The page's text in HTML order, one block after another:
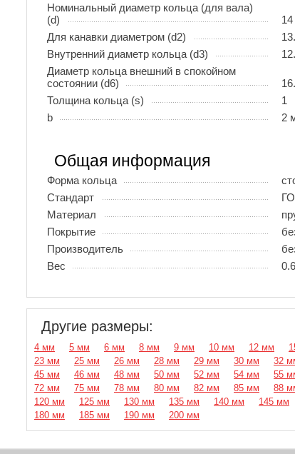
Номинальный диаметр кольца (для вала)
(d)
14
Для канавки диаметром (d2)
Внутренний диаметр кольца (d3)
Диаметр кольца внешний в спокойном
состоянии (d6)
Толщина кольца (s)
1
b
2
Общая информация
Форма кольца
Стандарт
Материал
Покрытие
Производитель
Вес
Другие размеры:
4 мм 5 мм 6 мм 8 мм 9 мм 10 мм 12 мм
23 мм
25 мм 26 мм 28 мм 29 мм 30 мм 32
45 мм
46 мм 48 мм 50 мм 52 мм 54 мм 55
72 мм
75 мм 78 мм 80 мм 82 мм 85 мм 88
120 мм
125 мм 130 мм 135 мм 140 мм 145 мм
180 мм
185 мм 190 мм 200 мм